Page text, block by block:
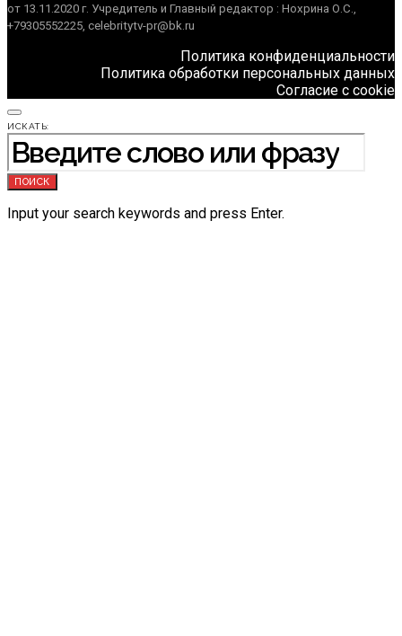
от 13.11.2020 г. Учредитель и Главный редактор : Нохрина О.С.,
+79305552225, celebritytv-pr@bk.ru
Политика конфиденциальности
Политика обработки персональных данных
Согласие с cookie
ИСКАТЬ:
ПОИСК
Input your search keywords and press Enter.